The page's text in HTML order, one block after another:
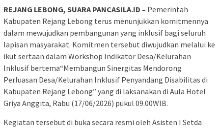
REJANG LEBONG, SUARA PANCASILA.ID – Pemerintah
Kabupaten Rejang Lebong terus menunjukkan komitmennya
dalam mewujudkan pembangunan yang inklusif bagi seluruh
lapisan masyarakat. Komitmen tersebut diwujudkan melalui ke
ikut sertaan dalam Workshop Indikator Desa/Kelurahan
Inklusif bertema“Membangun Sinergitas Mendorong
Perluasan Desa/Kelurahan Inklusif Penyandang Disabilitas di
Kabupaten Rejang Lebong” yang di laksanakan di Aula Hotel
Griya Anggita, Rabu (17/06/2026) pukul 09.00WIB.
Kegiatan tersebut di buka secara resmi oleh Asisten I Setda